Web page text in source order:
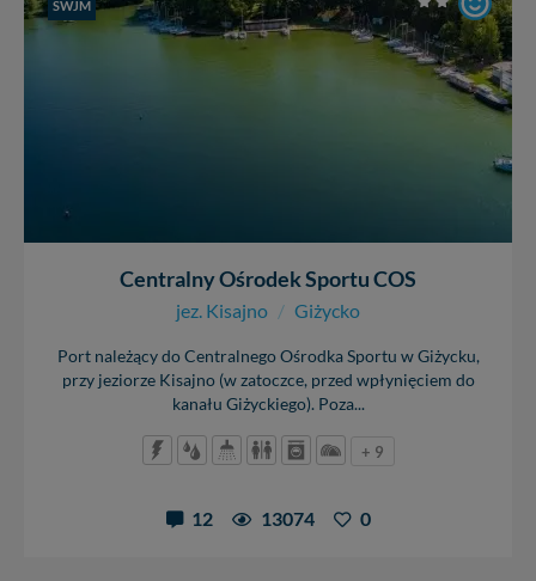
SWJM
Centralny Ośrodek Sportu COS
jez. Kisajno / Giżycko
Port należący do Centralnego Ośrodka Sportu w Giżycku,
przy jeziorze Kisajno (w zatoczce, przed wpłynięciem do
kanału Giżyckiego). Poza...
+ 9
12 13074 0